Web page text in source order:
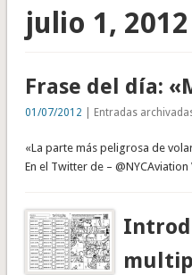
julio 1, 2012
Frase del día:
01/07/2012 | Entradas
«La parte más peligrosa de
En el Twitter de –